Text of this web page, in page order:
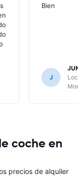
Bien
J
JUNE
coche en
precios de alquiler